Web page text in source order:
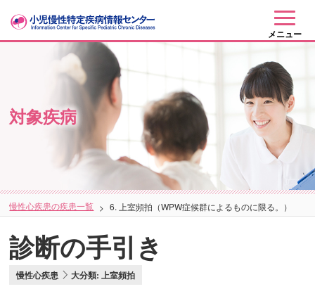
メニュー
対象疾病
慢性心疾患の疾患一覧 6. 上室頻拍（WPW症候群によるものに限る。）
診断の手引き
慢性心疾患 大分類: 上室頻拍